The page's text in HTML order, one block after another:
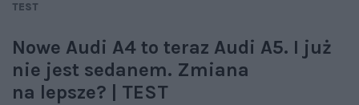
TEST
Nowe Audi A4 to teraz Audi A5. I już
nie jest sedanem. Zmiana
na lepsze? | TEST